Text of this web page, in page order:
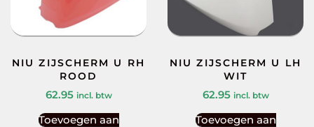
NIU ZIJSCHERM U RH
ROOD
62.95 incl. btw
Toevoegen aan
NIU ZIJSCHERM U LH
WIT
62.95 incl. btw
Toevoegen aan